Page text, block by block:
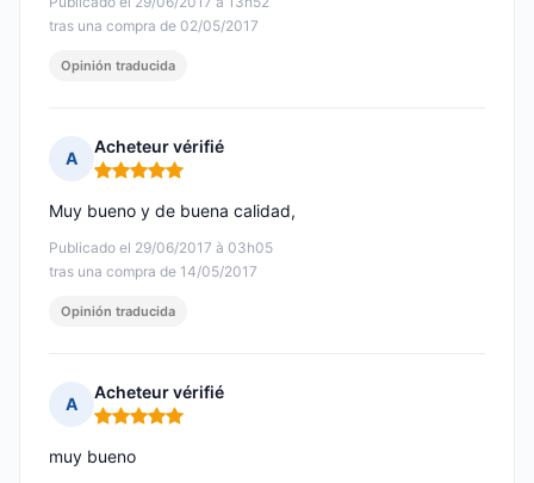
tras una compra de 02/05/2017
Opinión traducida
A
Acheteur vérifié
Nota: 5 de 5
Publicado el 29/06/2017 à 03h05
tras una compra de 14/05/2017
Muy bueno y de buena calidad,
Opinión traducida
A
Acheteur vérifié
Nota: 5 de 5
muy bueno